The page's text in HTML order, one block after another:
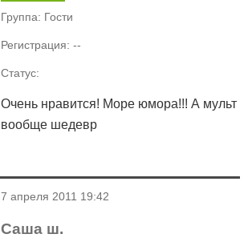
Группа: Гости
Регистрация: --
Статус:
Очень нравится! Море юмора!!! А мульт
вообще шедевр
7 апреля 2011 19:42
Саша ш.